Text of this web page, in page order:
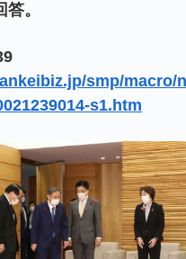
。
smp/macro/
s1.htm